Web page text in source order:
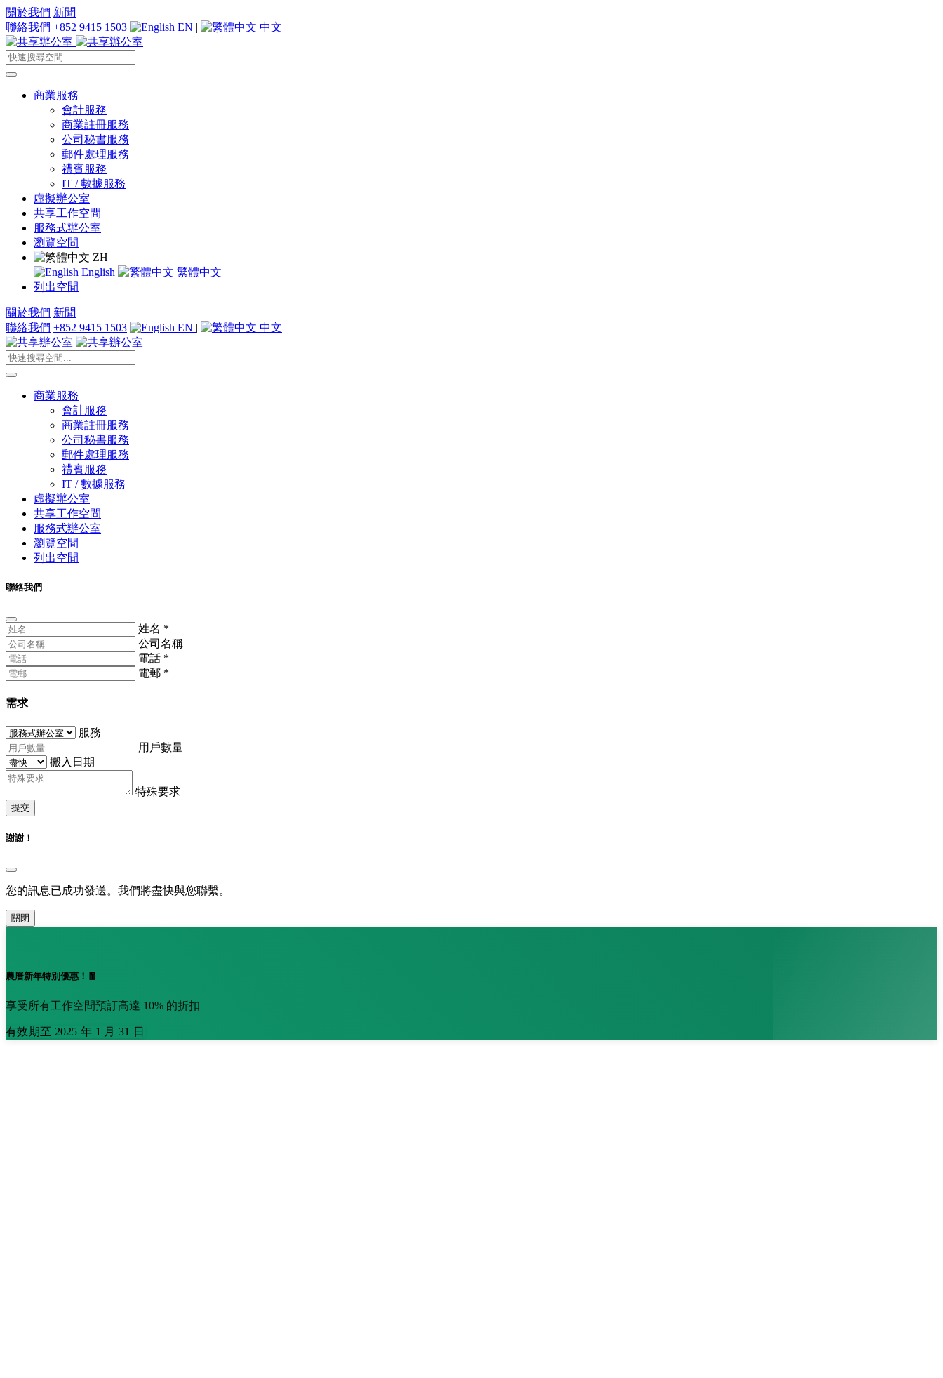
關於我們 新聞
聯絡我們 +852 9415 1503 EN | 中文
商業服務
會計服務
商業註冊服務
公司秘書服務
郵件處理服務
禮賓服務
IT / 數據服務
虛擬辦公室
共享工作空間
服務式辦公室
瀏覽空間
ZH
English
繁體中文
列出空間
關於我們 新聞
聯絡我們 +852 9415 1503 EN | 中文
商業服務
會計服務
商業註冊服務
公司秘書服務
郵件處理服務
禮賓服務
IT / 數據服務
虛擬辦公室
共享工作空間
服務式辦公室
瀏覽空間
列出空間
聯絡我們
姓名 *
公司名稱
電話 *
電郵 *
需求
服務
用戶數量
搬入日期
特殊要求
提交
謝謝！
您的訊息已成功發送。我們將盡快與您聯繫。
關閉
農曆新年特別優惠！🧧
享受所有工作空間預訂高達 10% 的折扣
有效期至 2025 年 1 月 31 日